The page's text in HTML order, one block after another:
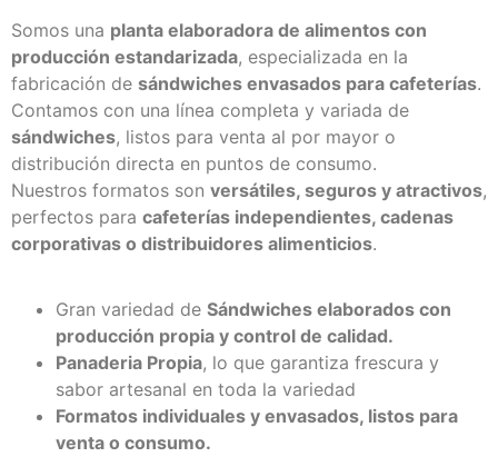
Somos una planta elaboradora de alimentos con
producción estandarizada, especializada en la
fabricación de sándwiches envasados para cafeterías.
Contamos con una línea completa y variada de
sándwiches, listos para venta al por mayor o
distribución directa en puntos de consumo.
Nuestros formatos son versátiles, seguros y atractivos,
perfectos para cafeterías independientes, cadenas
corporativas o distribuidores alimenticios.
Gran variedad de Sándwiches elaborados con
producción propia y control de calidad.
Panaderia Propia, lo que garantiza frescura y
sabor artesanal en toda la variedad
Formatos individuales y envasados, listos para
venta o consumo.